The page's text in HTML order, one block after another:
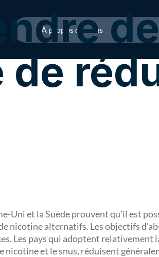
À propos de nous
de
Uni et la Suède prouvent qu’il est
nicotine alternatifs. Les objectifs
Les pays qui adoptent
nicotine et le snus, réduisent